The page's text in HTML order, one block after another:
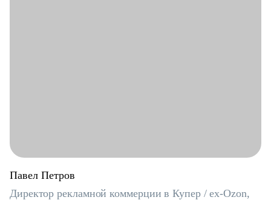
Павел Петров
Директор рекламной коммерции в Купер / ex-Ozon,